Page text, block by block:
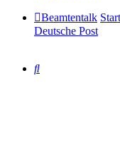
Beamtentalk
Deutsche Post
Suche